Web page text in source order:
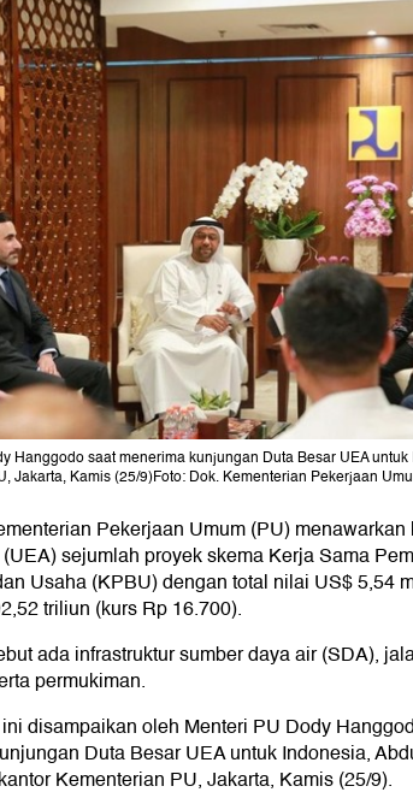
Hanggodo saat menerima kunjungan Duta Besar UEA
Jakarta, Kamis (25/9)Foto: Dok. Kementerian Pekerjaan
Pekerjaan Umum (PU)
sejumlah proyek skema Kerja Sama
Usaha (KPBU) dengan total nilai US$ 5,54
triliun (kurs Rp 16.700).
ada infrastruktur sumber daya air (SDA),
permukiman.
disampaikan oleh Menteri PU Dody
Duta Besar UEA untuk Indonesia,
Kementerian PU, Jakarta, Kamis (25/9).